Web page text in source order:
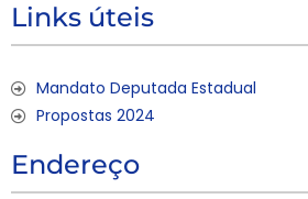
Links úteis
Mandato Deputada Estadual
Propostas 2024
Endereço